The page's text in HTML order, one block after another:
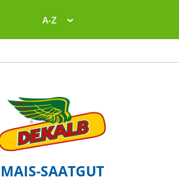
A-Z
MAIS-SAATGUT